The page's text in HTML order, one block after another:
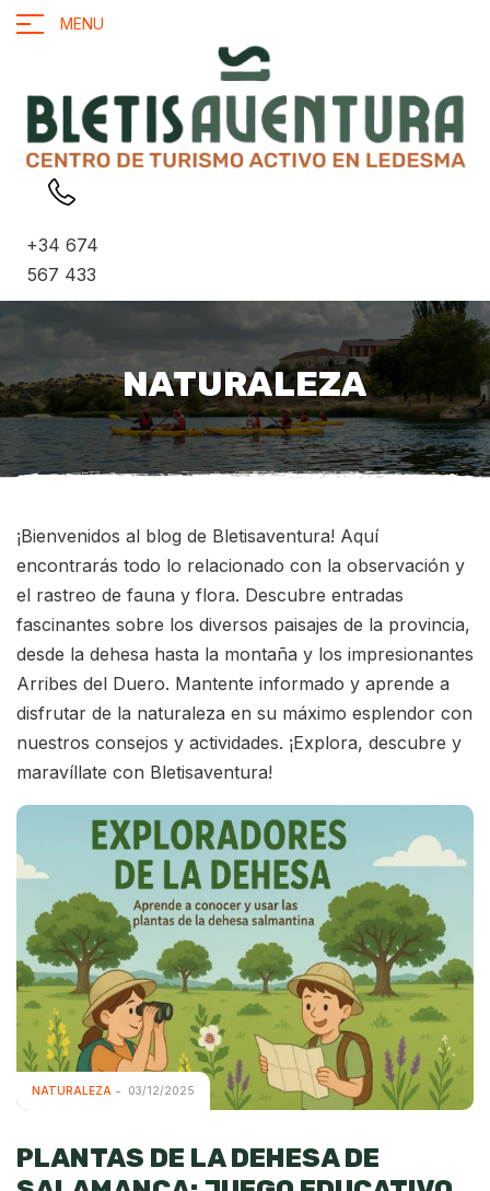
MENU
+34 674
567 433
NATURALEZA
¡Bienvenidos al blog de Bletisaventura! Aquí
encontrarás todo lo relacionado con la observación y
el rastreo de fauna y flora. Descubre entradas
fascinantes sobre los diversos paisajes de la provincia,
desde la dehesa hasta la montaña y los impresionantes
Arribes del Duero. Mantente informado y aprende a
disfrutar de la naturaleza en su máximo esplendor con
nuestros consejos y actividades. ¡Explora, descubre y
maravíllate con Bletisaventura!
NATURALEZA 03/12/2025
PLANTAS DE LA DEHESA DE